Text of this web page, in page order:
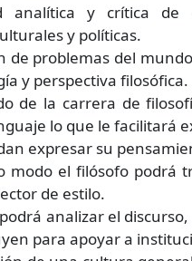
analítica y crítica de
y políticas.
de problemas del
y perspectiva filosófica.
de la carrera de
lo que le facilitará
expresar su
modo el filósofo podrá
de estilo.
analizar el
para apoyar a